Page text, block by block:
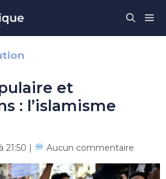
et
: l’islamisme
21:50 | Aucun commentaire